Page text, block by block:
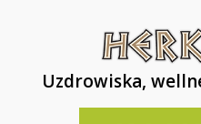
Uzdrowiska,